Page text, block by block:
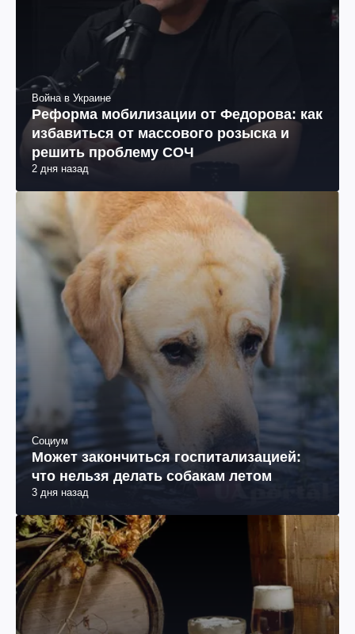
Война в Украине
Реформа мобилизации от Федорова: как
избавиться от массового розыска и
решить проблему СОЧ
2 дня назад
Социум
Может закончиться госпитализацией:
что нельзя делать собакам летом
3 дня назад